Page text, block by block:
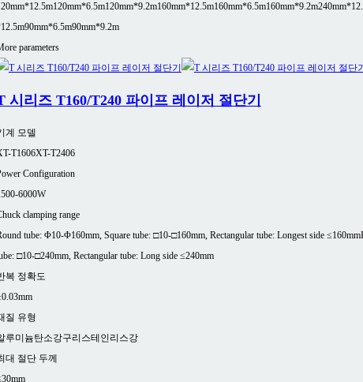
120mm*6.5m120mm*9.2m160mm*12.5m160mm*6.5m160mm*9.2m
90mm*6.5m90mm*9.2m
parameters
시리즈 T160/T240 파이프 레이저 절단기
계 모델
T1606XT-T2406
Configuration
6000W
clamping range
tube: Φ10-Φ160mm, Square tube: □10-□160mm, Rectangular tube: Longest side ≤160mm
□10-□240mm, Rectangular tube: Long side ≤240mm
복 정확도
질 유형
루미늄탄소강구리 스테인리스강
대 절단 두께